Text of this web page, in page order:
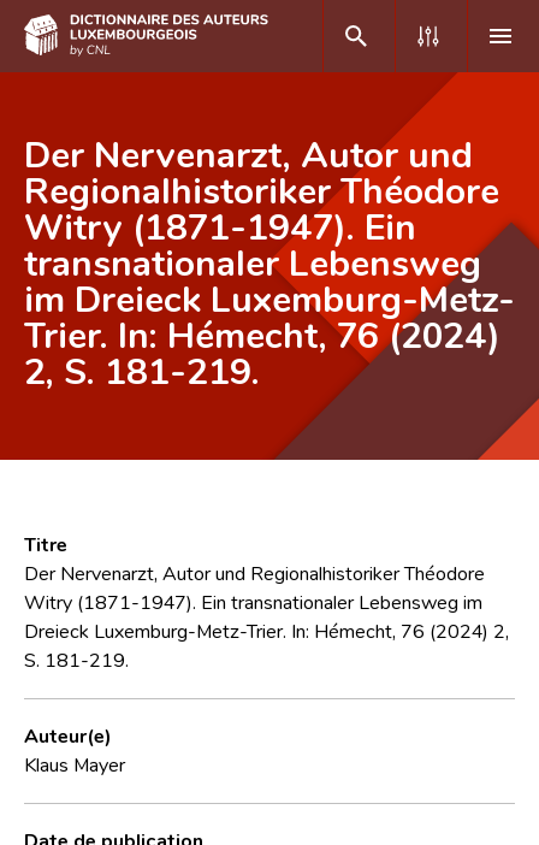
DE FR
Accueil
Auteur(e)s A-Z
Recherche avancée
Foire aux questions
Équipe scientifique
Der Nervenarzt, Autor und
Regionalhistoriker Théodore
Witry (1871-1947). Ein
transnationaler Lebensweg
im Dreieck Luxemburg-Metz-
Trier. In: Hémecht, 76 (2024)
2, S. 181-219.
Titre
Der Nervenarzt, Autor und Regionalhistoriker Théodore
Witry (1871-1947). Ein transnationaler Lebensweg im
Dreieck Luxemburg-Metz-Trier. In: Hémecht, 76 (2024) 2,
S. 181-219.
Auteur(e)
Klaus Mayer
Date de publication